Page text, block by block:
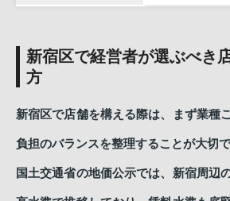
新宿区で経営者が選ぶべき
方
新宿区で店舗を構える際は、まず業種
負担のバランスを整理することが大切で
国土交通省の地価公示では、新宿周辺